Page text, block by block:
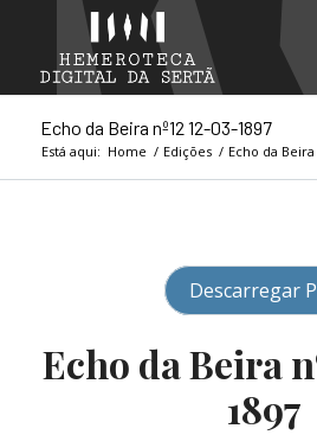
Echo da Beira nº12 12-03-1897
Está aqui: Home / Edições / Echo da Beira
Descarregar
Echo da Beira
1897